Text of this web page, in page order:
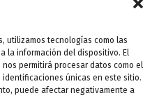
utilizamos tecnologías como las
la información del dispositivo. El
permitirá procesar datos como el
únicas en este sitio.
puede afectar negativamente a
crónica periodística
mineras», en torno
de Noemí Sabugal
esta charla en torno al
Sabugal (finalista del